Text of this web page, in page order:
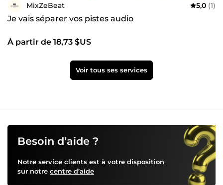
MixZeBeat 5,0 (1)
Je vais séparer vos pistes audio
À partir de 18,73 $US
Voir tous ses services
Besoin d’aide ?
Notre service clients est à votre disposition
sur notre centre d’aide